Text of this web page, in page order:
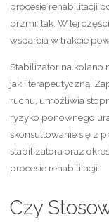
procesie rehabilitacji
brzmi: tak. W tej
wsparcia w trakcie
Stabilizator na kolano
jak i terapeutyczną.
ruchu, umożliwia
ryzyko ponownego
skonsultowanie się z
stabilizatora oraz
procesie rehabilitacji.
Czy